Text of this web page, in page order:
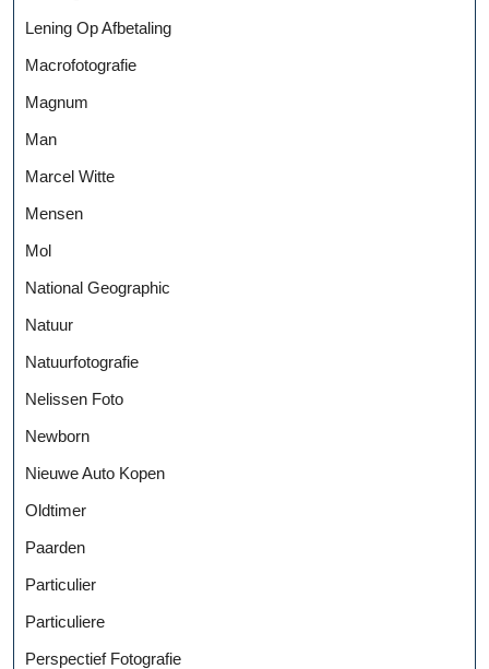
Lening Op Afbetaling
Macrofotografie
Magnum
Man
Marcel Witte
Mensen
Mol
National Geographic
Natuur
Natuurfotografie
Nelissen Foto
Newborn
Nieuwe Auto Kopen
Oldtimer
Paarden
Particulier
Particuliere
Perspectief Fotografie